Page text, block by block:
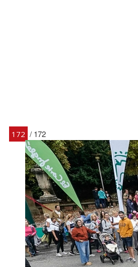
172 / 172